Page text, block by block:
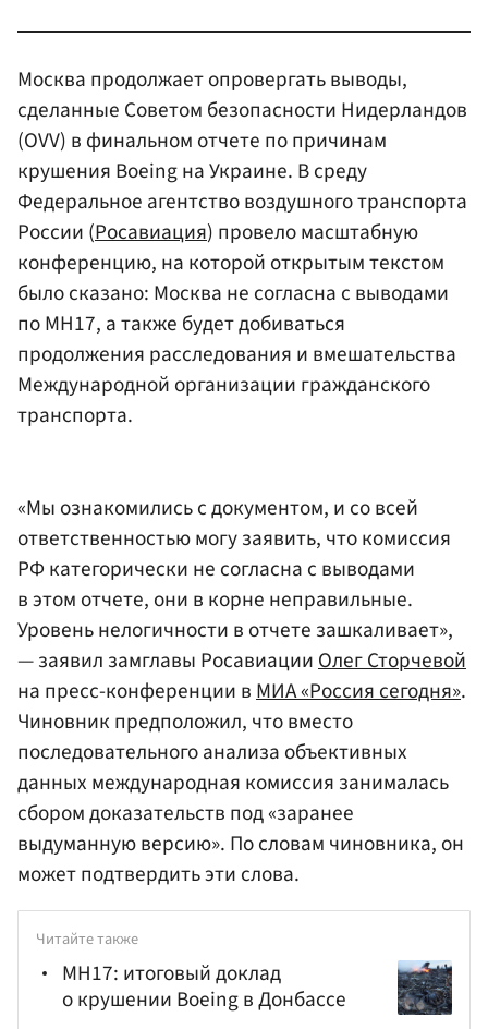
Москва продолжает опровергать выводы,
сделанные Советом безопасности Нидерландов
(OVV) в финальном отчете по причинам
крушения Boeing на Украине. В среду
Федеральное агентство воздушного транспорта
России (Росавиация) провело масштабную
конференцию, на которой открытым текстом
было сказано: Москва не согласна с выводами
по MH17, а также будет добиваться
продолжения расследования и вмешательства
Международной организации гражданского
транспорта.
«Мы ознакомились с документом, и со всей
ответственностью могу заявить, что комиссия
РФ категорически не согласна с выводами
в этом отчете, они в корне неправильные.
Уровень нелогичности в отчете зашкаливает»,
— заявил замглавы РосавиацииОлег Сторчевой
на пресс-конференции вМИА «Россия сегодня».
Чиновник предположил, что вместо
последовательного анализа объективных
данных международная комиссия занималась
сбором доказательств под «заранее
выдуманную версию». По словам чиновника, он
может подтвердить эти слова.
Читайте также
MH17: итоговый доклад
о крушении Boeing в Донбассе